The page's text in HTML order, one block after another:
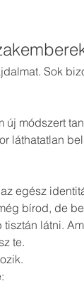
Sok
módszert
láthatatlan
egész
bírod, de
látni.
te.